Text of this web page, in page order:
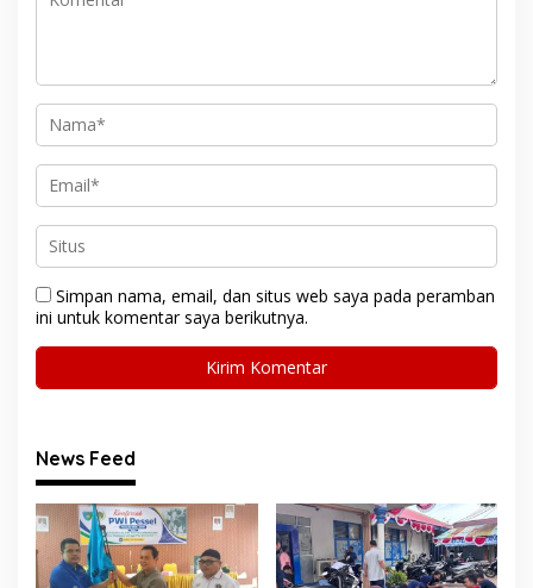
Simpan nama, email, dan situs web saya pada peramban
ini untuk komentar saya berikutnya.
News Feed